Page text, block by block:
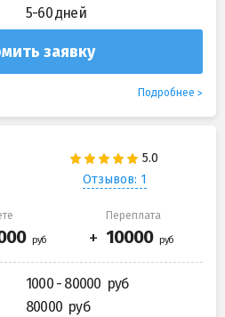
5-60 дней
заявку
Подробнее
Отзывов: 1
Переплата
1000 - 80000
80000